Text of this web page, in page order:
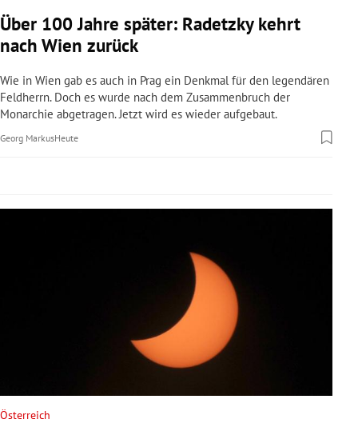
Untermenü
Untermenü
Untermenü
Untermenü
Untermenü
Über 100 Jahre später: Radetzky kehrt
nach Wien zurück
Wie in Wien gab es auch in Prag ein Denkmal für den legendären
Feldherrn. Doch es wurde nach dem Zusammenbruch der
Monarchie abgetragen. Jetzt wird es wieder aufgebaut.
Georg MarkusHeute
Österreich